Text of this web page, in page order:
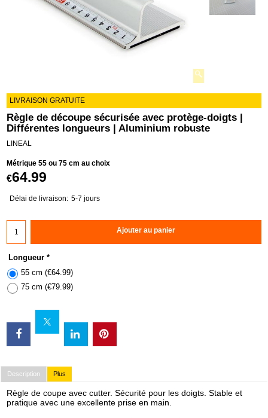
LIVRAISON GRATUITE
Règle de découpe sécurisée avec protège-doigts |
Différentes longueurs | Aluminium robuste
LINEAL
Métrique 55 ou 75 cm au choix
€64.99
Délai de livraison: 5-7 jours
Ajouter au panier
Longueur *
55 cm (€64.99)
75 cm (€79.99)
Description Plus
Règle de coupe avec cutter. Sécurité pour les doigts. Stable et
pratique avec une excellente prise en main.